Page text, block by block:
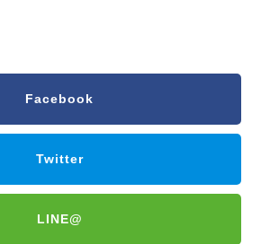
Facebook
Twitter
LINE@